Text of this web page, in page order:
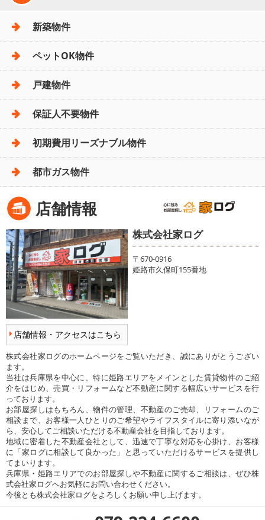
新築物件
ペットOK物件
戸建物件
保証人不要物件
初期費用リーズナブル物件
都市ガス物件
店舗情報
店舗情報・アクセスはこちら
株式会社家ログ
〒670-0916
姫路市久保町155番地
株式会社家ログのホームページをご覧いただき、誠にありがとうござい
ます。
当社は兵庫県を中心に、特に姫路エリアをメインとした賃貸物件のご紹
介をはじめ、売買・リフォームなど不動産に関する幅広いサービスを行
っております。
お部屋探しはもちろん、物件の管理、不動産のご売却、リフォームのご
相談まで、お客様一人ひとりのご希望やライフスタイルに寄り添いなが
ら、安心してご相談いただける不動産会社を目指しております。
地域に密着した不動産会社として、迅速で丁寧な対応を心掛け、お客様
に「家ログに相談して良かった」と思っていただけるサービスを提供し
てまいります。
兵庫県・姫路エリアでのお部屋探しや不動産に関するご相談は、ぜひ株
式会社家ログへお気軽にお問い合わせください。
今後とも株式会社家ログをよろしくお願い申し上げます。